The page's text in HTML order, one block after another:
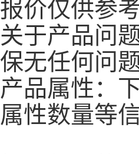
报价仅供参考
关于产品问
保无任何问
产品属性：
属性数量等